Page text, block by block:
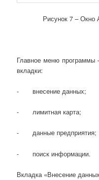
Рисунок 7 – Окно
Главное меню программы
вкладки:
- внесение данных;
- лимитная карта;
- данные предприятия;
- поиск информации.
Вкладка «Внесение